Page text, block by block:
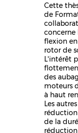
Cette
de
concerne
flexion
rotor de
L'intérêt
des
moteurs
à haut
Les
de la